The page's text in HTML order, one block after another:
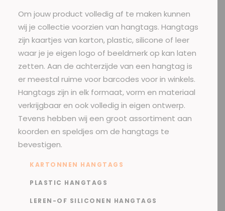
Om jouw product volledig af te maken kunnen
wij je collectie voorzien van hangtags. Hangtags
zijn kaartjes van karton, plastic, silicone of leer
waar je je eigen logo of beeldmerk op kan laten
zetten. Aan de achterzijde van een hangtag is
er meestal ruime voor barcodes voor in winkels.
Hangtags zijn in elk formaat, vorm en materiaal
verkrijgbaar en ook volledig in eigen ontwerp.
Tevens hebben wij een groot assortiment aan
koorden en speldjes om de hangtags te
bevestigen.
KARTONNEN HANGTAGS
PLASTIC HANGTAGS
LEREN-OF SILICONEN HANGTAGS